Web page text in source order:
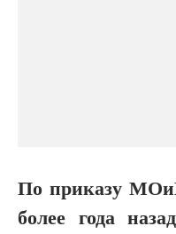
По приказу
более года